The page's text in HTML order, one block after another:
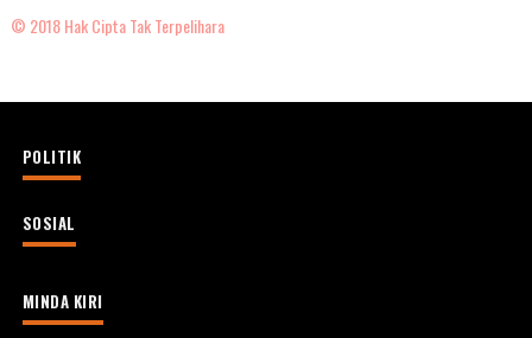
© 2018 Hak Cipta Tak Terpelihara
POLITIK
SOSIAL
MINDA KIRI